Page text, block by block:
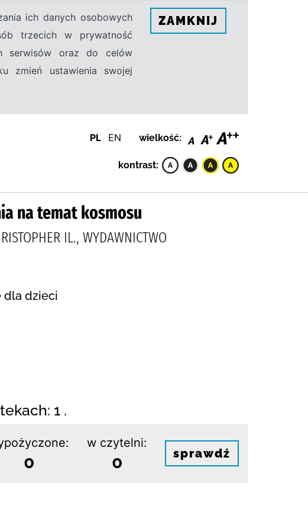
ich danych osobowych
trzecich w prywatność
serwisów oraz do celów
zmień ustawienia swojej
ZAMKNIJ
PL EN wielkość:
kontrast:
na temat kosmosu
IL., WYDAWNICTWO
dla dzieci
1 .
0
w czytelni:
0 sprawdź